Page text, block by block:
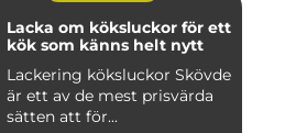
Lacka om köksluckor för ett
kök som känns helt nytt
Lackering köksluckor Skövde
är ett av de mest prisvärda
sätten att för...